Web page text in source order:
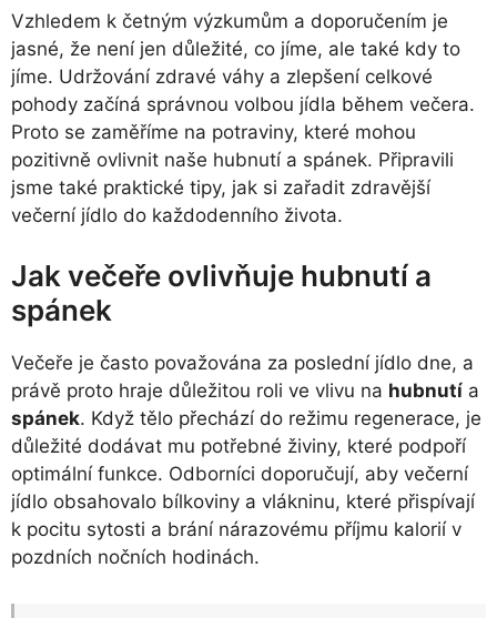
Vzhledem k četným výzkumům a doporučením je
jasné, že není jen důležité, co jíme, ale také kdy to
jíme. Udržování zdravé váhy a zlepšení celkové
pohody začíná správnou volbou jídla během večera.
Proto se zaměříme na potraviny, které mohou
pozitivně ovlivnit naše hubnutí a spánek. Připravili
jsme také praktické tipy, jak si zařadit zdravější
večerní jídlo do každodenního života.
Jak večeře ovlivňuje hubnutí a
spánek
Večeře je často považována za poslední jídlo dne, a
právě proto hraje důležitou roli ve vlivu na hubnutí a
spánek. Když tělo přechází do režimu regenerace, je
důležité dodávat mu potřebné živiny, které podpoří
optimální funkce. Odborníci doporučují, aby večerní
jídlo obsahovalo bílkoviny a vlákninu, které přispívají
k pocitu sytosti a brání nárazovému příjmu kalorií v
pozdních nočních hodinách.